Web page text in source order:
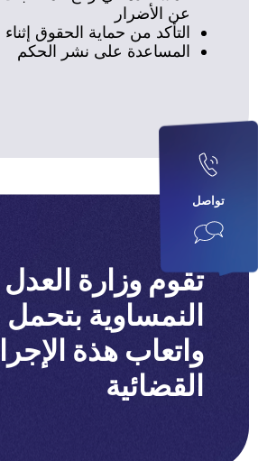
تواصل
عن الأضرار
التأكد من حماية الحقوق إثناء
المساعدة على نشر الحكم
تقوم وزارة العدل
النمساوية
واتعاب هذة
القضائية